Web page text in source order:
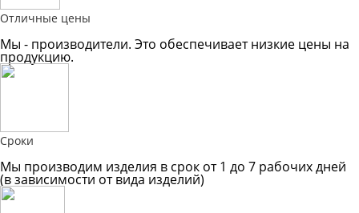
Отличные цены
Мы - производители. Это обеспечивает низкие цены на
продукцию.
Сроки
Мы производим изделия в срок от 1 до 7 рабочих дней
(в зависимости от вида изделий)